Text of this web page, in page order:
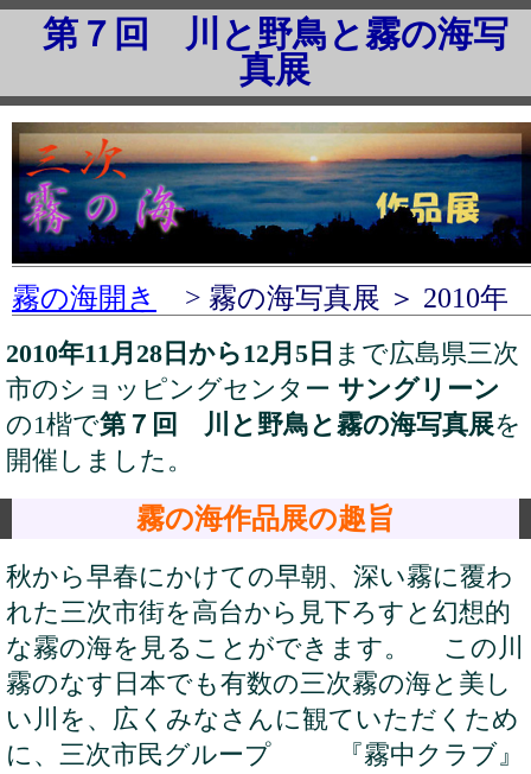
第７回 川と野鳥と霧の海写
真展
霧の海開き > 霧の海写真展 ＞ 2010年
2010年11月28日から12月5日 まで広島県三次
市のショッピングセンター サングリーン
の1楷で第７回 川と野鳥と霧の海写真展を
開催しました。
霧の海作品展の趣旨
秋から早春にかけての早朝、深い霧に覆わ
れた三次市街を高台から見下ろすと幻想的
な霧の海を見ることができます。 この川
霧のなす日本でも有数の三次霧の海と美し
い川を、広くみなさんに観ていただくため
に、三次市民グループ 『霧中クラブ』